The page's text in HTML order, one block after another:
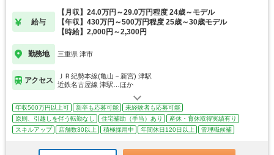
給与
【月収】24.0万円～29.0万円程度 24歳～モデル
【年収】430万円～500万円程度 25歳～30歳モデル
【時給】2,000円～2,300円
勤務地 三重県 津市
アクセス
ＪＲ紀勢本線(亀山－新宮) 津駅
近鉄名古屋線 津駅…ほか
年収500万円以上可 新卒も応募可能
未経験者も応募可能
原則、引越しを伴う転勤なし
住宅補助（手当）あり
産休・育休取得実績有り
スキルアップ
店舗数30以上 積極採用中 年間休日120日以上 管理職候補